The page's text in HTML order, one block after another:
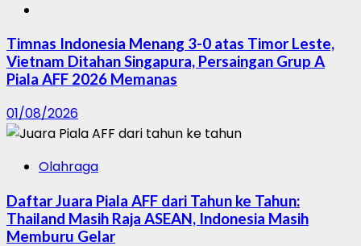
Timnas Indonesia Menang 3-0 atas Timor Leste,
Vietnam Ditahan Singapura, Persaingan Grup A
Piala AFF 2026 Memanas
01/08/2026
Olahraga
Daftar Juara Piala AFF dari Tahun ke Tahun:
Thailand Masih Raja ASEAN, Indonesia Masih
Memburu Gelar